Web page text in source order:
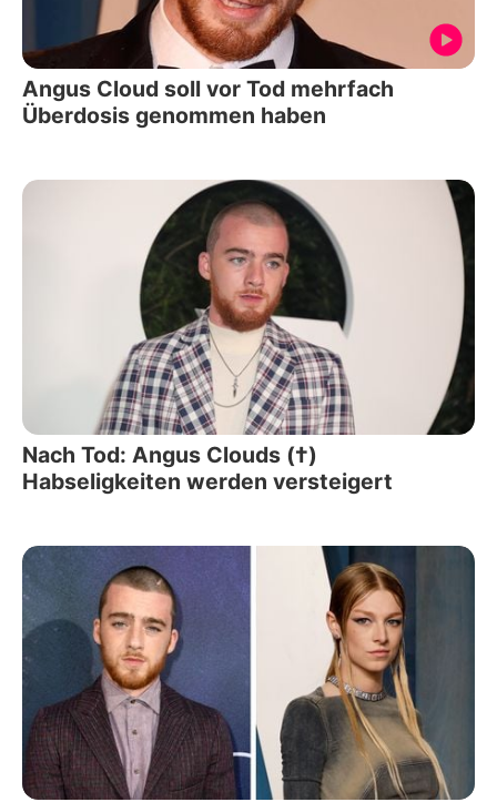
Angus Cloud soll vor Tod mehrfach
Überdosis genommen haben
Nach Tod: Angus Clouds (†)
Habseligkeiten werden versteigert